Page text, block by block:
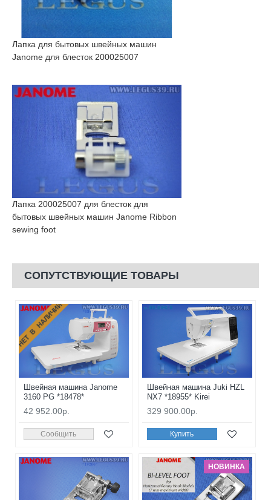
Лапка для бытовых швейных машин
Janome для блесток 200025007
Лапка 200025007 для блесток для
бытовых швейных машин Janome Ribbon
sewing foot
СОПУТСТВУЮЩИЕ ТОВАРЫ
НЕТ В НАЛИЧИИ
Швейная машина Janome
3160 PG *18478*
42 952.00р.
Сообщить
Швейная машина Juki HZL
NX7 *18955* Kirei
329 900.00р.
Купить
НОВИНКА